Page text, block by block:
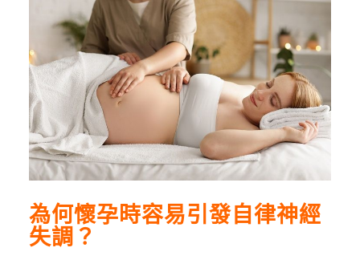
為何懷孕時容易引發自律神經
失調？